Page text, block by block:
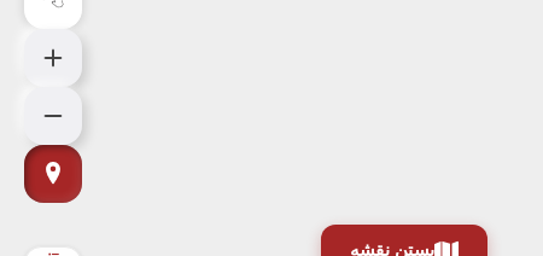
بستن نقشه